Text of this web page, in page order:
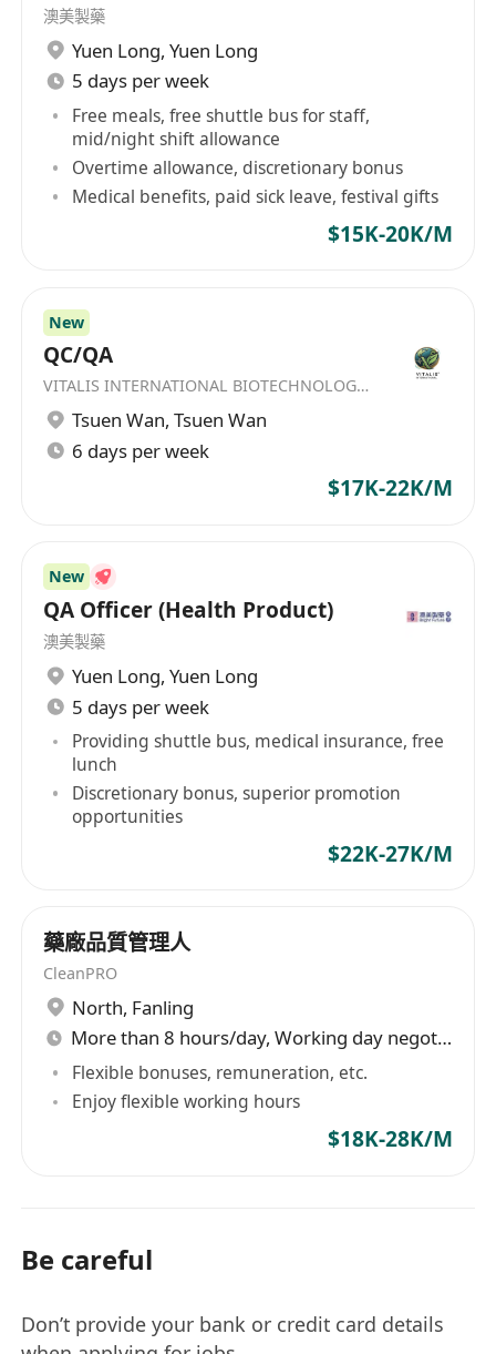
澳美製藥
Yuen Long, Yuen Long
5 days per week
Free meals, free shuttle bus for staff,
mid/night shift allowance
Overtime allowance, discretionary bonus
Medical benefits, paid sick leave, festival gifts
$15K-20K/M
New
QC/QA
VITALIS INTERNATIONAL BIOTECHNOLOGY LIMITED
Tsuen Wan, Tsuen Wan
6 days per week
$17K-22K/M
New
QA Officer (Health Product)
澳美製藥
Yuen Long, Yuen Long
5 days per week
Providing shuttle bus, medical insurance, free
lunch
Discretionary bonus, superior promotion
opportunities
$22K-27K/M
藥廠品質管理人
CleanPRO
North, Fanling
More than 8 hours/day, Working day negotiable
Flexible bonuses, remuneration, etc.
Enjoy flexible working hours
$18K-28K/M
Be careful
Don’t provide your bank or credit card details